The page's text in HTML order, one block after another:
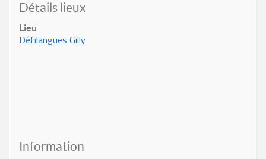
Détails lieux
Lieu
Défilangues Gilly
Information